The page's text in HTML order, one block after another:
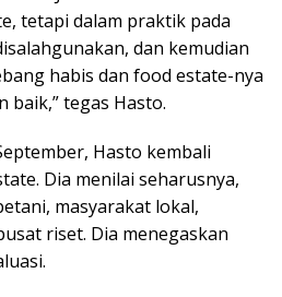
tetapi dalam praktik pada
dan kemudian
habis dan food estate-nya
tegas Hasto.
Hasto kembali
Dia menilai seharusnya,
masyarakat lokal,
riset. Dia menegaskan